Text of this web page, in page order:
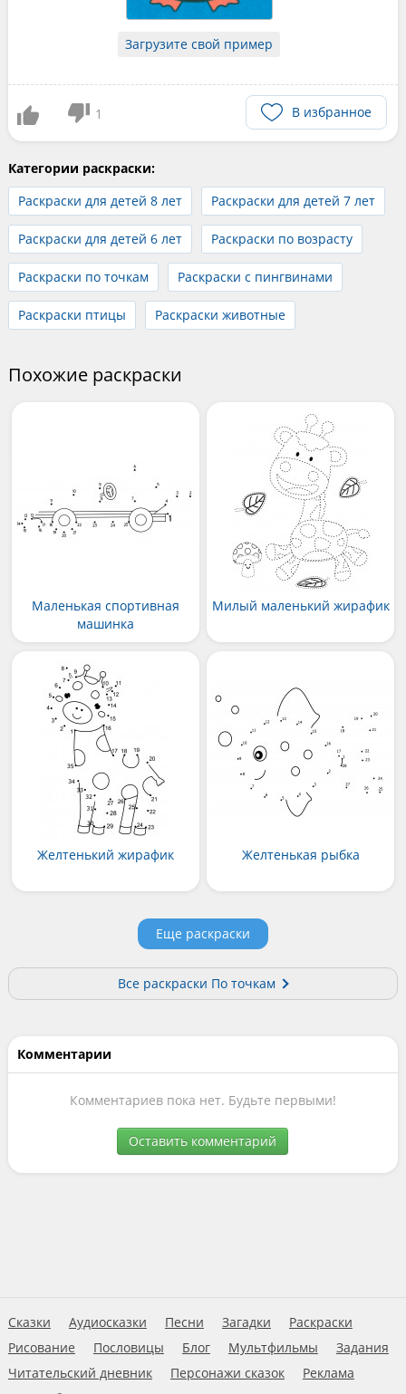
Загрузите свой пример
1 В избранное
Категории раскраски:
Раскраски для детей 8 лет
Раскраски для детей 7 лет
Раскраски для детей 6 лет Раскраски по возрасту
Раскраски по точкам Раскраски с пингвинами
Раскраски птицы Раскраски животные
Похожие раскраски
Маленькая спортивная
машинка
Милый маленький жирафик
Желтенький жирафик Желтенькая рыбка
Еще раскраски
Все раскраски По точкам
Комментарии
Комментариев пока нет. Будьте первыми!
Оставить комментарий
Сказки Аудиосказки Песни Загадки
Раскраски
Рисование
Пословицы Блог Мультфильмы
Задания
Читательский дневник
Персонажи сказок
Реклама